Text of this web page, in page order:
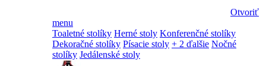
Otvoriť
menu
Toaletné stolíky Herné stoly Konferenčné stolíky
Dekoračné stolíky Písacie stoly + 2 ďalšie Nočné
stolíky Jedálenské stoly